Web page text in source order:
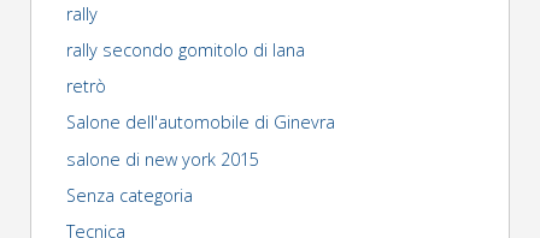
rally
rally secondo gomitolo di lana
retrò
Salone dell'automobile di Ginevra
salone di new york 2015
Senza categoria
Tecnica